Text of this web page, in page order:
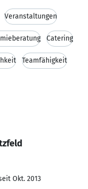
Veranstaltungen
Catering
Teamfähigkeit
Okt. 2013